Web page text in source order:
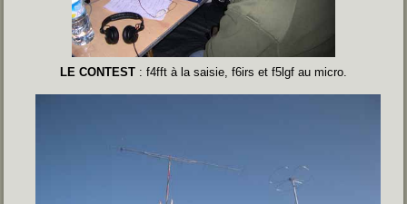
LE CONTEST : f4fft à la saisie, f6irs et f5lgf au micro.